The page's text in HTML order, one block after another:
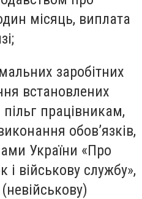
місяць, виплата
заробітних
встановлених
працівникам,
обов’язків,
України «Про
і військову службу»,